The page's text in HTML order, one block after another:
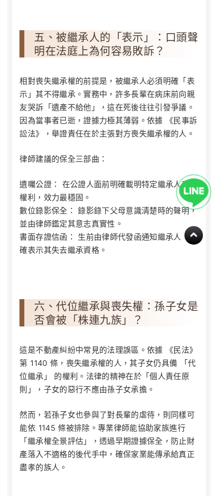
五、被繼承人的「表示」：口頭聲
明在法庭上為何容易敗訴？
相對喪失繼承權的前提是，被繼承人必須明確「表
示」其不得繼承。實務中，許多長輩在病床前向親
友哭訴「遺產不給他」，這在死後往往引發爭議。
因為當事者已逝，證據力極其薄弱。依據
《民事訴
訟法》
，舉證責任在於主張對方喪失繼承權的人。
律師建議的保全三部曲：
遺囑公證：
在公證人面前明確載明特定繼承人喪失
權利，效力最穩固。
數位錄影保全： 錄影錄下父母意識清楚時的聲明，
並由律師鑑定其意志真實性。
書面存證信函：
生前由律師代發函通知繼承人，明
確表示其失去繼承資格。
六、代位繼承與喪失權：孫子女是
否會被「株連九族」？
這是不動產糾紛中常見的法理誤區。依據
《民法》
第 1140 條 ，喪失繼承權的人，其子女仍具備 「代
位繼承」 的權利。法律的精神在於「個人責任原
則」，子女的惡行不應由孫子女承擔。
然而，若孫子女也參與了對長輩的虐待，則同樣可
能依 1145 條被排除。專業律師能協助家族進行
「繼承權全景評估」，透過早期證據保全，防止財
產落入不適格的後代手中，確保家業能傳承給真正
盡孝的族人。